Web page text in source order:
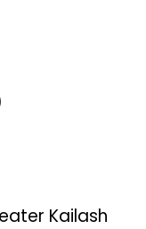
Kailash